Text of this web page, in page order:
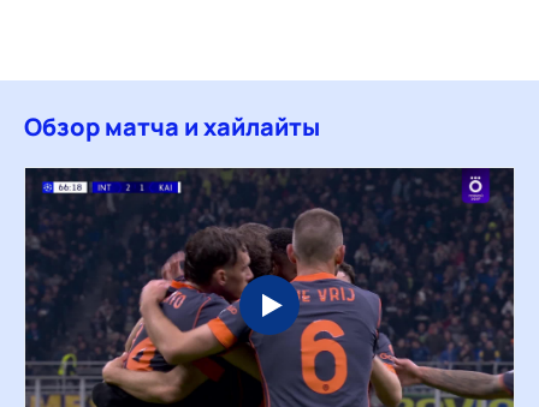
Обзор матча и хайлайты